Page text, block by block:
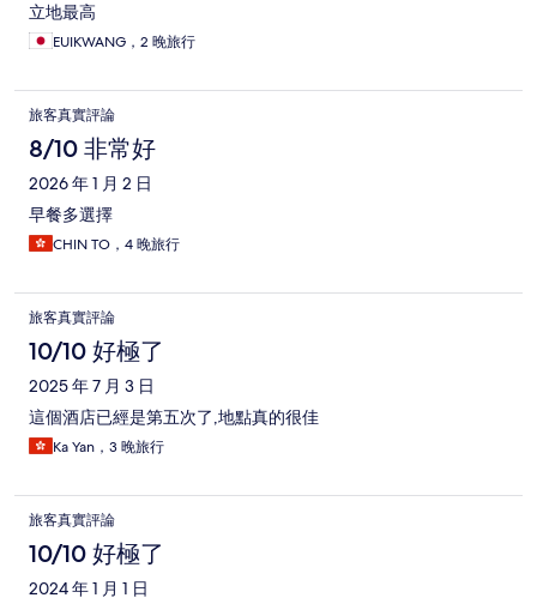
立地最高
EUIKWANG，2 晚旅行
旅客真實評論
8/10 非常好
2026 年 1 月 2 日
早餐多選擇
CHIN TO，4 晚旅行
旅客真實評論
10/10 好極了
2025 年 7 月 3 日
這個酒店已經是第五次了,地點真的很佳
Ka Yan，3 晚旅行
旅客真實評論
10/10 好極了
2024 年 1 月 1 日